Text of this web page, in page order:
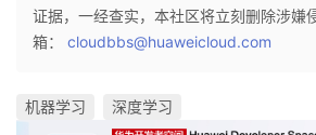
证据，一经查实，本社区将立刻删除涉嫌
箱： cloudbbs@huaweicloud.com
机器学习 深度学习